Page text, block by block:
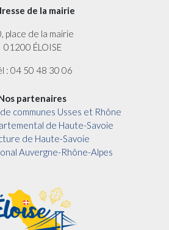
de la mairie
place de la mairie
01200 ÉLOISE
: 04 50 48 30 06
partenaires
communes Usses et Rhône
de Haute-Savoie
de Haute-Savoie
Auvergne-Rhône-Alpes